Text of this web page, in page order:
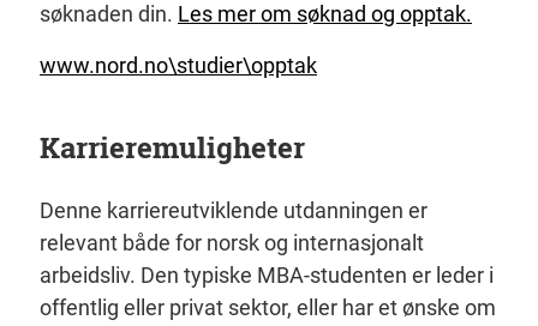
søknaden din. Les mer om søknad og opptak.
www.nord.no\studier\opptak
Karrieremuligheter
Denne karriereutviklende utdanningen er
relevant både for norsk og internasjonalt
arbeidsliv. Den typiske MBA-studenten er leder i
offentlig eller privat sektor, eller har et ønske om